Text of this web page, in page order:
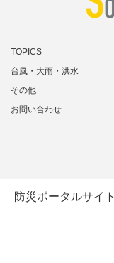
TOPICS
台風・大雨・洪水
その他
お問い合わせ
防災ポータルサイ